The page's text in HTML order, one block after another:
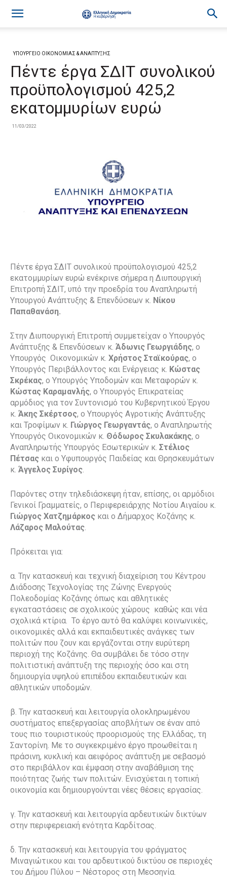
ΥΠΟΥΡΓΕΙΟ ΟΙΚΟΝΟΜΙΑΣ & ΑΝΑΠΤΥΞΗΣ
Πέντε έργα ΣΔΙΤ συνολικού
προϋπολογισμού 425,2
εκατομμυρίων ευρώ
11/03/2022
Πέντε έργα ΣΔΙΤ συνολικού προϋπολογισμού 425,2
εκατομμυρίων ευρώ ενέκρινε σήμερα η Διυπουργική
Επιτροπή ΣΔΙΤ, υπό την προεδρία του Αναπληρωτή
Υπουργού Ανάπτυξης & Επενδύσεων κ. Νίκου
Παπαθανάση.
Στην Διυπουργική Επιτροπή συμμετείχαν ο Υπουργός
Ανάπτυξης & Επενδύσεων κ. Άδωνις Γεωργιάδης, ο
Υπουργός Οικονομικών κ. Χρήστος Σταϊκούρας, ο
Υπουργός Περιβάλλοντος και Ενέργειας κ. Κώστας
Σκρέκας, ο Υπουργός Υποδομών και Μεταφορών κ.
Κώστας Καραμανλής, o Υπουργός Επικρατείας
αρμόδιος για τον Συντονισμό του Κυβερνητικού Έργου
κ. Άκης Σκέρτσος, ο Υπουργός Αγροτικής Ανάπτυξης
και Τροφίμων κ. Γιώργος Γεωργαντάς, ο Αναπληρωτής
Υπουργός Οικονομικών κ. Θόδωρος Σκυλακάκης, ο
Αναπληρωτής Υπουργός Εσωτερικών κ. Στέλιος
Πέτσας και ο Υφυπουργός Παιδείας και Θρησκευμάτων
κ. Άγγελος Συρίγος.
Παρόντες στην τηλεδιάσκεψη ήταν, επίσης, οι αρμόδιοι
Γενικοί Γραμματείς, ο Περιφερειάρχης Νοτίου Αιγαίου κ.
Γιώργος Χατζημάρκος και ο Δήμαρχος Κοζάνης κ.
Λάζαρος Μαλούτας.
Πρόκειται για:
α. Την κατασκευή και τεχνική διαχείριση του Κέντρου
Διάδοσης Τεχνολογίας της Ζώνης Ενεργούς
Πολεοδομίας Κοζάνης όπως και αθλητικές
εγκαταστάσεις σε σχολικούς χώρους καθώς και νέα
σχολικά κτίρια. Το έργο αυτό θα καλύψει κοινωνικές,
οικονομικές αλλά και εκπαιδευτικές ανάγκες των
πολιτών που ζουν και εργάζονται στην ευρύτερη
περιοχή της Κοζάνης. Θα συμβάλει δε τόσο στην
πολιτιστική ανάπτυξη της περιοχής όσο και στη
δημιουργία υψηλού επιπέδου εκπαιδευτικών και
αθλητικών υποδομών.
β. Την κατασκευή και λειτουργία ολοκληρωμένου
συστήματος επεξεργασίας αποβλήτων σε έναν από
τους πιο τουριστικούς προορισμούς της Ελλάδας, τη
Σαντορίνη. Με το συγκεκριμένο έργο προωθείται η
πράσινη, κυκλική και αειφόρος ανάπτυξη με σεβασμό
στο περιβάλλον και έμφαση στην αναβάθμιση της
ποιότητας ζωής των πολιτών. Ενισχύεται η τοπική
οικονομία και δημιουργούνται νέες θέσεις εργασίας.
γ. Την κατασκευή και λειτουργία αρδευτικών δικτύων
στην περιφερειακή ενότητα Καρδίτσας.
δ. Την κατασκευή και λειτουργία του φράγματος
Μιναγιώτικου και του αρδευτικού δικτύου σε περιοχές
του Δήμου Πύλου – Νέστορος στη Μεσσηνία.